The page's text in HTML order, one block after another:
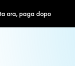
paga dopo